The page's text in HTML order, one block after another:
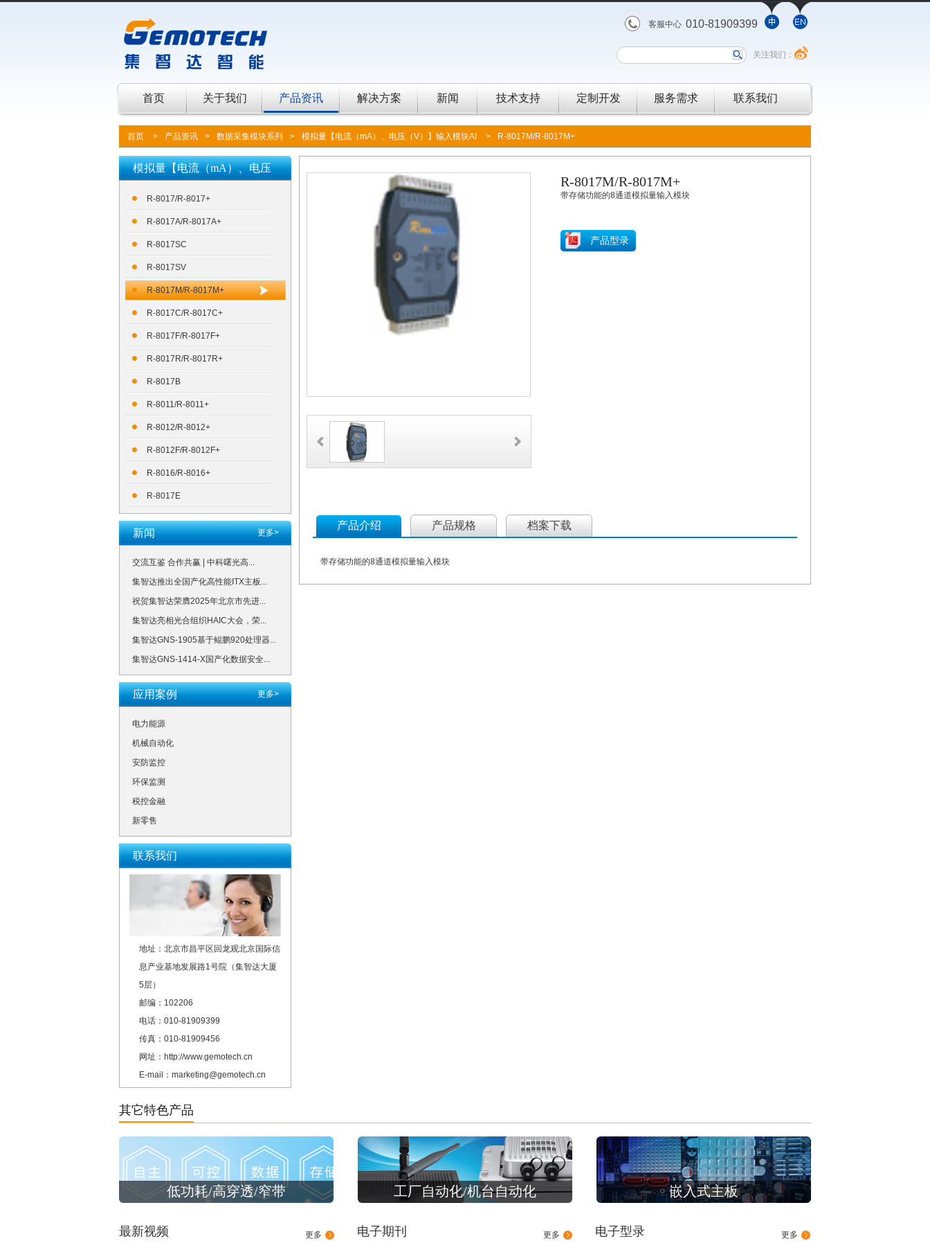
客服中心 010-81909399
关注我们：
首页 关于我们 产品资讯 解决方案 新闻 技术支持 定制开发 服务需求 联系我们
首页 > 产品资讯 > 数据采集模块系列 > 模拟量【电流（mA）、电压（V）】输入模块AI > R-8017M/R-8017M+
模拟量【电流（mA）、电压
R-8017/R-8017+
R-8017A/R-8017A+
R-8017SC
R-8017SV
R-8017M/R-8017M+
R-8017C/R-8017C+
R-8017F/R-8017F+
R-8017R/R-8017R+
R-8017B
R-8011/R-8011+
R-8012/R-8012+
R-8012F/R-8012F+
R-8016/R-8016+
R-8017E
更多>
新闻
交流互鉴 合作共赢 | 中科曙光高...
集智达推出全国产化高性能ITX主板...
祝贺集智达荣膺2025年北京市先进...
集智达亮相光合组织HAIC大会，荣...
集智达GNS-1905基于鲲鹏920处理器...
集智达GNS-1414-X国产化数据安全...
更多>
应用案例
电力能源
机械自动化
安防监控
环保监测
税控金融
新零售
联系我们
地址：北京市昌平区回龙观北京国际信
息产业基地发展路1号院（集智达大厦
5层）
邮编：102206
电话：010-81909399
传真：010-81909456
网址：http://www.gemotech.cn
E-mail：marketing@gemotech.cn
R-8017M/R-8017M+
带存储功能的8通道模拟量输入模块
产品型录
产品介绍 产品规格 档案下载
带存储功能的8通道模拟量输入模块
其它特色产品
低功耗/高穿透/窄带 工厂自动化/机台自动化 嵌入式主板
更多
最新视频 更多
电子期刊 更多
电子型录